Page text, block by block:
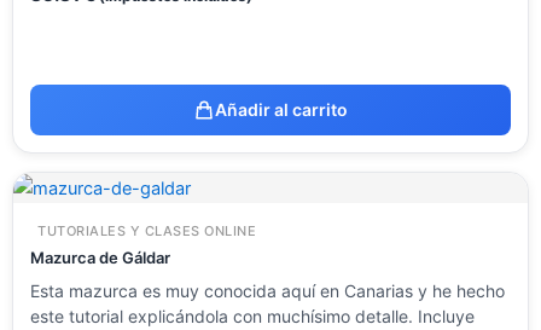
Añadir al carrito
TUTORIALES Y CLASES ONLINE
Mazurca de Gáldar
Esta mazurca es muy conocida aquí en Canarias y he hecho
este tutorial explicándola con muchísimo detalle. Incluye